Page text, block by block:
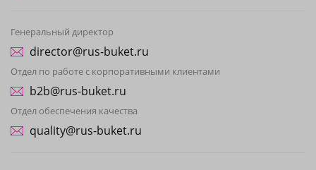
Генеральный директор
director@rus-buket.ru
Отдел по работе с корпоративными клиентами
b2b@rus-buket.ru
Отдел обеспечения качества
quality@rus-buket.ru